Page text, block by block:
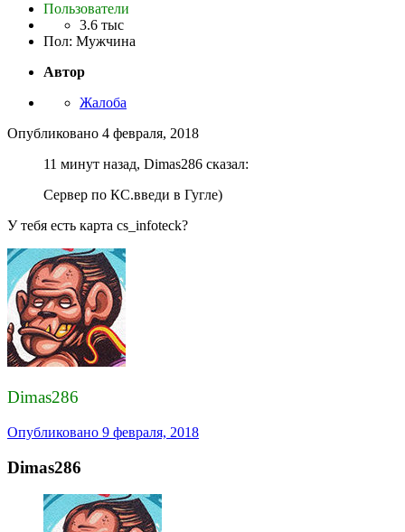
Пользователи
3.6 тыс
Пол: Мужчина
Автор
Жалоба
Опубликовано 4 февраля, 2018
11 минут назад, Dimas286 сказал:
Сервер по КС.введи в Гугле)
У тебя есть карта cs_infoteck?
Dimas286
Опубликовано 9 февраля, 2018
Dimas286